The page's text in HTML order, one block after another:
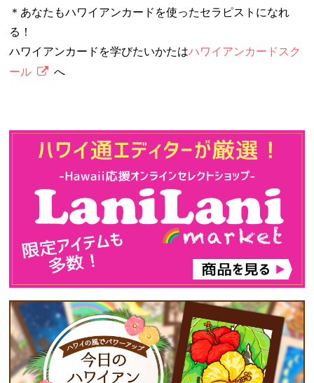
＊あなたもハワイアンカードを使ったセラピストになれ
る！
ハワイアンカードを学びたいかたはハワイアンカードスク
ール
へ